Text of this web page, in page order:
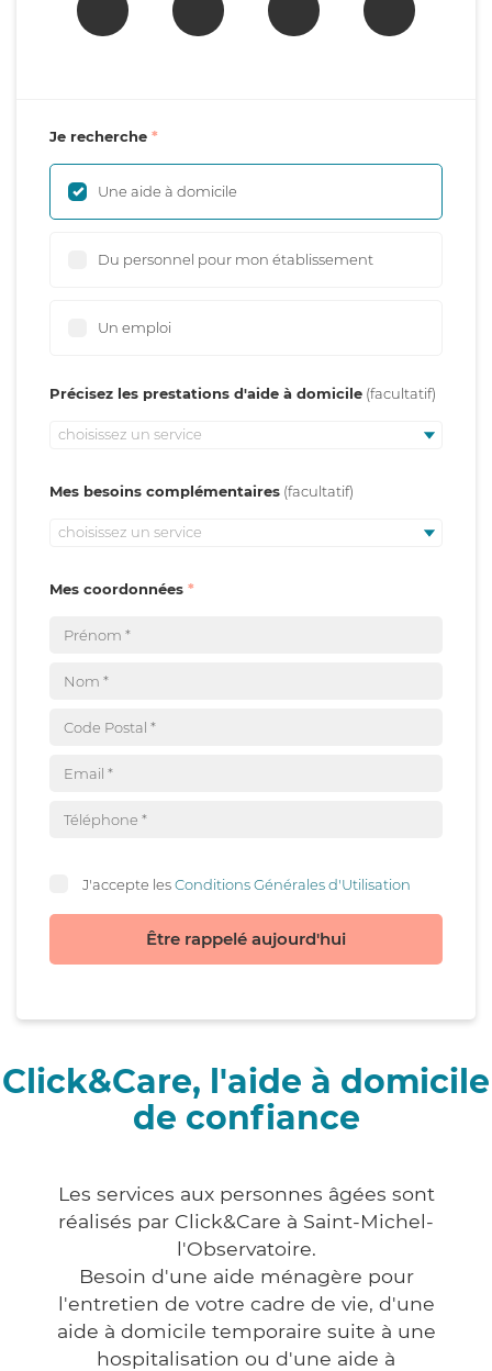
Je recherche
Une aide à domicile
Du personnel pour mon établissement
Un emploi
Précisez les prestations d'aide à domicile
choisissez un service
Mes besoins complémentaires
choisissez un service
Mes coordonnées
J'accepte lesConditions Générales d'Utilisation
Être rappelé aujourd'hui
Click&Care, l'aide à domicile
de confiance
Les services aux personnes âgées sont
réalisés par Click&Care à Saint-Michel-
l'Observatoire.
Besoin d'une aide ménagère pour
l'entretien de votre cadre de vie, d'une
aide à domicile temporaire suite à une
hospitalisation ou d'une aide à